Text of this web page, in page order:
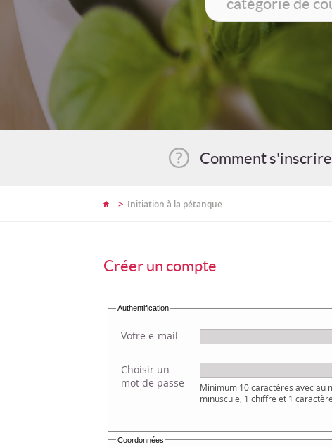
Comment s'inscrire
> Initiation à la pétanque
Créer un compte
Authentification
Votre e-mail
Choisir un
mot de passe
Minimum 10 caractères avec au
minuscule, 1 chiffre et 1
Coordonnées